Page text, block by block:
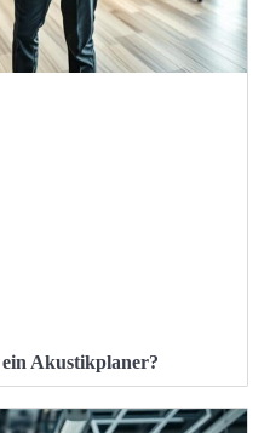
Akustikplaner?